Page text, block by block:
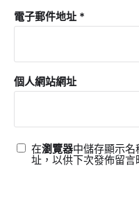
電子郵件地址 *
個人網站網址
在瀏覽器中儲存顯示
址，以供下次發佈留言